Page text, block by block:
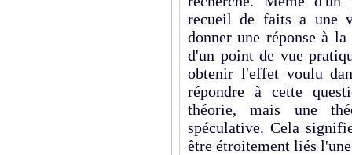
recueil de faits a une
donner une réponse à
d'un point de vue
obtenir l'effet voulu
répondre à cette
théorie, mais une
spéculative. Cela
être étroitement liés